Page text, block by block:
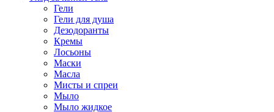
Гели
Гели для душа
Дезодоранты
Кремы
Лосьоны
Маски
Масла
Мисты и спреи
Мыло
Мыло жидкое